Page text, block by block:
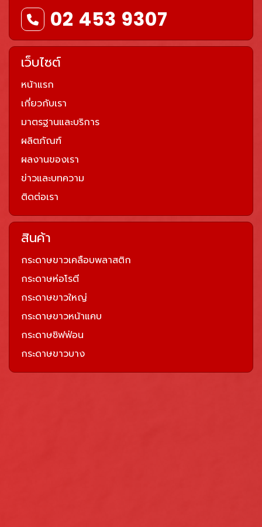
02 453 9307
เว็บไซต์
หน้าแรก
เกี่ยวกับเรา
มาตรฐานและบริการ
ผลิตภัณฑ์
ผลงานของเรา
ข่าวและบทความ
ติดต่อเรา
สินค้า
กระดาษขาวเคลือบพลาสติก
กระดาษห่อโรตี
กระดาษขาวใหญ่
กระดาษขาวหน้าแคบ
กระดาษชิฟฟ่อน
กระดาษขาวบาง